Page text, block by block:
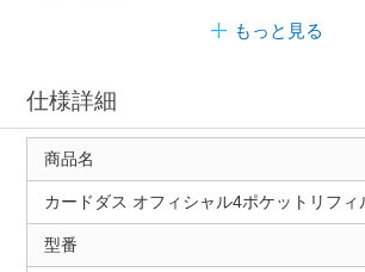
もっと見る
仕様詳細
商品名
カードダス オフィシャル4ポケットリフィ
型番